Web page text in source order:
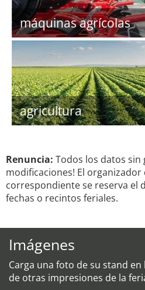
máquinas agrícolas
agricultura
Renuncia: Todos los datos
modificaciones! El organizador
correspondiente se reserva el
fechas o recintos feriales.
Imágenes
Carga una foto de su stand en
de otras impresiones de la